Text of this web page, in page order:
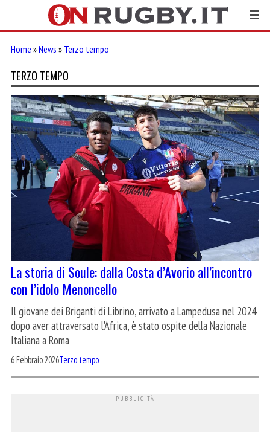
Home »News » Terzo tempo
TERZO TEMPO
La storia di Soule: dalla Costa d’Avorio all’incontro
con l’idolo Menoncello
Il giovane dei Briganti di Librino, arrivato a Lampedusa nel 2024
dopo aver attraversato l'Africa, è stato ospite della Nazionale
Italiana a Roma
6 Febbraio 2026Terzo tempo